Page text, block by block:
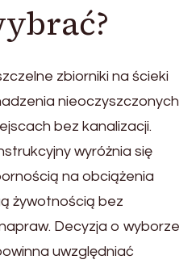
zbiorniki na ścieki
nieoczyszczonych
bez kanalizacji.
wyróżnia się
na obciążenia
żywotnością bez
Decyzja o wyborze
uwzględniać